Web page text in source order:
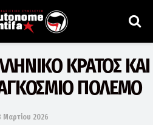
ΚΡΑΤΟΣ ΚΑΙ
ΠΟΛΕΜΟ
Μαρτίου 2026